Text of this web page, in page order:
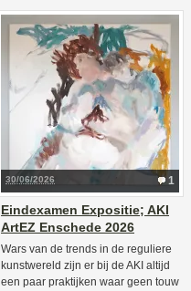
1
30/06/2026
Eindexamen Expositie; AKI
ArtEZ Enschede 2026
Wars van de trends in de reguliere
kunstwereld zijn er bij de AKI altijd
een paar praktijken waar geen touw